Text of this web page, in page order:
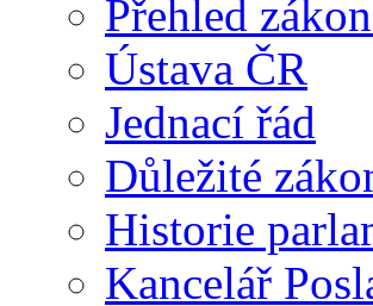
Přehled
Ústava ČR
Jednací řád
Důležité
Historie
Kancelář